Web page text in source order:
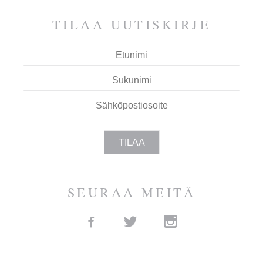
TILAA UUTIS­KIRJE
SEURAA MEITÄ
FacebookTwitter